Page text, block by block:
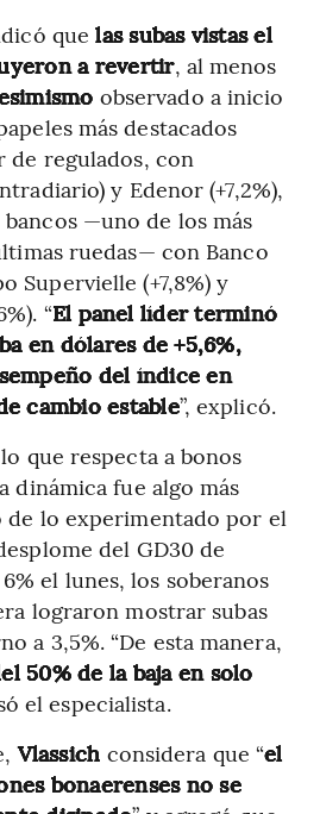
que las subas vistas el
a revertir, al menos
observado a inicio
más destacados
regulados, con
y Edenor (+7,2%),
—uno de los más
ruedas— con Banco
Supervielle (+7,8%) y
“El panel líder terminó
en dólares de +5,6%,
del índice en
cambio estable”, explicó.
que respecta a bonos
dinámica fue algo más
de lo experimentado por el
del GD30 de
el lunes, los soberanos
lograron mostrar subas
a 3,5%. “De esta manera,
50% de la baja en solo
el especialista.
Vlassich considera que “el
bonaerenses no se